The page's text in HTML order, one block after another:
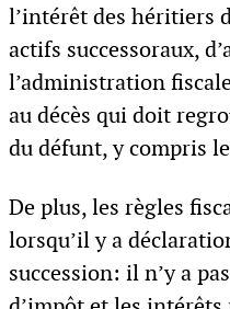
l’intérêt des héritiers
actifs successoraux,
l’administration
au décès qui doit
du défunt, y compris
De plus, les règles
lorsqu’il y a
succession: il n’y a